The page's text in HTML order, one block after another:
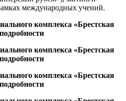
международных учений.